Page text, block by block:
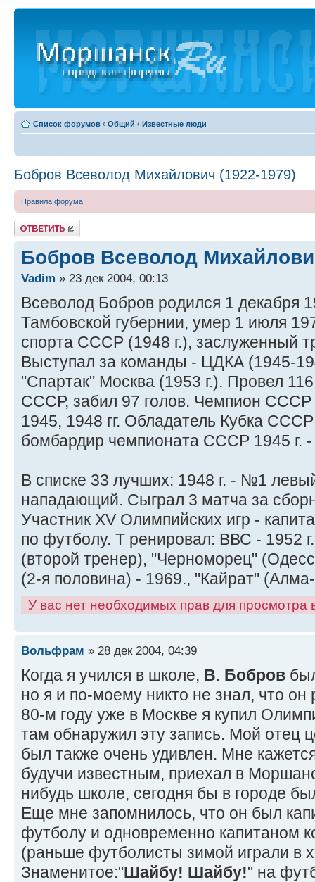
Список форумов ‹ Общий ‹ Известные люди
Бобров Всеволод Михайлович (1922-1979)
Правила форума
Ответить
Бобров Всеволод
Vadim » 23 дек 2004, 00:13
Всеволод Бобров родился 1 декабря
Тамбовской губернии, умер 1 июля
спорта СССР (1948 г.), заслуженный
Выступал за команды - ЦДКА (1945-
"Спартак" Москва (1953 г.). Провел
СССР, забил 97 голов. Чемпион СССР
1945, 1948 гг. Обладатель Кубка
бомбардир чемпионата СССР 1945 г. -
В списке 33 лучших: 1948 г. - №1
нападающий. Сыграл 3 матча за
Участник XV Олимпийских игр -
по футболу. Т ренировал: ВВС - 1952
(второй тренер), "Черноморец"
(2-я половина) - 1969., "Кайрат"
У вас нет необходимых прав для
Вольфрам » 28 дек 2004, 04:39
Когда я учился в школе, В. Бобров
но я и по-моему никто не знал, что
80-м году уже в Москве я купил
там обнаружил эту запись. Мой отец
был также очень удивлен. Мне
будучи известным, приехал в
нибудь школе, сегодня бы в городе
Еще мне запомнилось, что он был
футболу и одновременно капитаном
(раньше футболисты зимой играли в
Знаменитое:"Шайбу! Шайбу!" на